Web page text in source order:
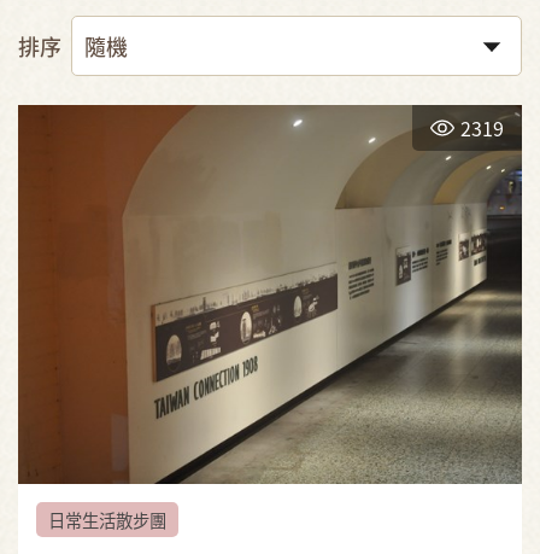
排序
2319
日常生活散步團